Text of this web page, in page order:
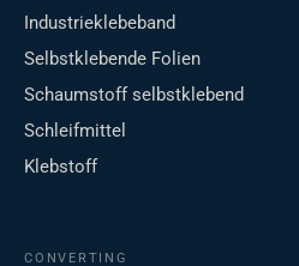
Industrieklebeband
Selbstklebende Folien
Schaumstoff selbstklebend
Schleifmittel
Klebstoff
CONVERTING